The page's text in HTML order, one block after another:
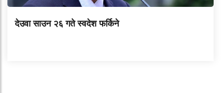
देउवा साउन २६ गते स्वदेश फर्किने